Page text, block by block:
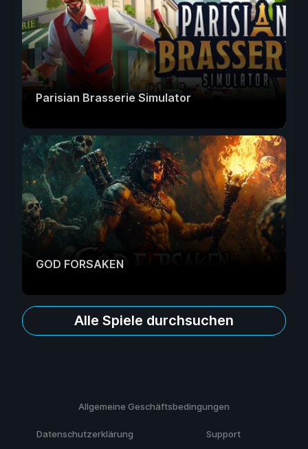
Parisian Brasserie Simulator
GOD FORSAKEN
Alle Spiele durchsuchen
Allgemeine Geschäftsbedingungen
Datenschutzerklärung Support